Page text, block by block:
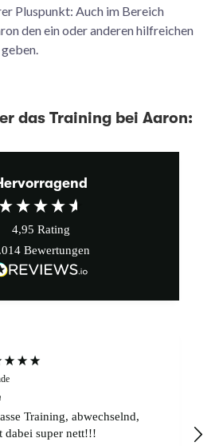
Pluspunkt: Auch im Bereich
den ein oder anderen hilfreichen
das Training bei Aaron:
4,95 Rating
Bewertungen
Training, abwechselnd,
dabei super nett!!!